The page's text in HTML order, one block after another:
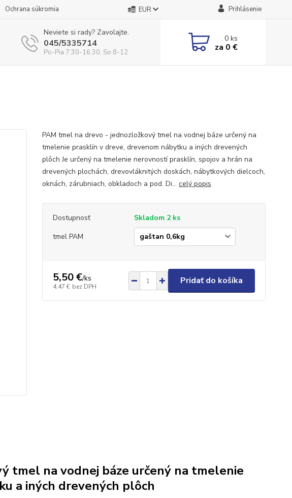
Ochrana súkromia EUR Prihlásenie
Neviete si rady? Zavolajte.
045/5335714
Po-Pia 7:30-16.30, So 8-12
0ks
za 0 €
PAM tmel na drevo - jednozložkový tmel na vodnej báze určený na
tmelenie prasklín v dreve, drevenom nábytku a iných drevených
plôch Je určený na tmelenie nerovností prasklín, spojov a hrán na
drevených plochách, drevovláknitých doskách, nábytkových dielcoch,
oknách, zárubniach, obkladoch a pod. Di... celý popis
Dostupnosť
Skladom 2 ks
tmel PAM
5,50 €/ks
4,47 € bez DPH
Pridať do košíka
tmel na vodnej báze určený na tmelenie
a iných drevených plôch